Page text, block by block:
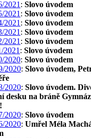
2021 : Slovo úvodem
2021 : Slovo úvodem
2021 : Slovo úvodem
2021 : Slovo úvodem
2021 : Slovo úvodem
2021 : Slovo úvodem
2020: Slovo úvodem
2020: Slovo úvodem,
2020: Slovo úvodem.
desku na bráně
2020: Slovo úvodem
2020: Umřel Méla